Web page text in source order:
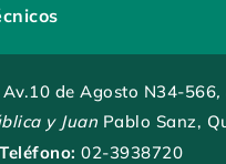
Av.10 de Agosto N34-566,
y Juan Pablo Sanz,
Teléfono: 02-3938720